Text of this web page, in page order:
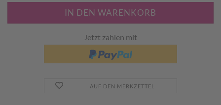
Jetzt zahlen mit
AUF DEN MERKZETTEL